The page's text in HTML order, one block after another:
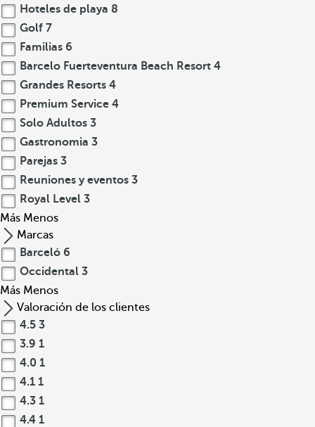
Hoteles de playa 8
Golf 7
Familias 6
Barcelo Fuerteventura Beach Resort 4
Grandes Resorts 4
Premium Service 4
Solo Adultos 3
Gastronomia 3
Parejas 3
Reuniones y eventos 3
Royal Level 3
Más Menos
Marcas
Barceló 6
Occidental 3
Más Menos
Valoración de los clientes
4.5 3
3.9 1
4.0 1
4.1 1
4.3 1
4.4 1